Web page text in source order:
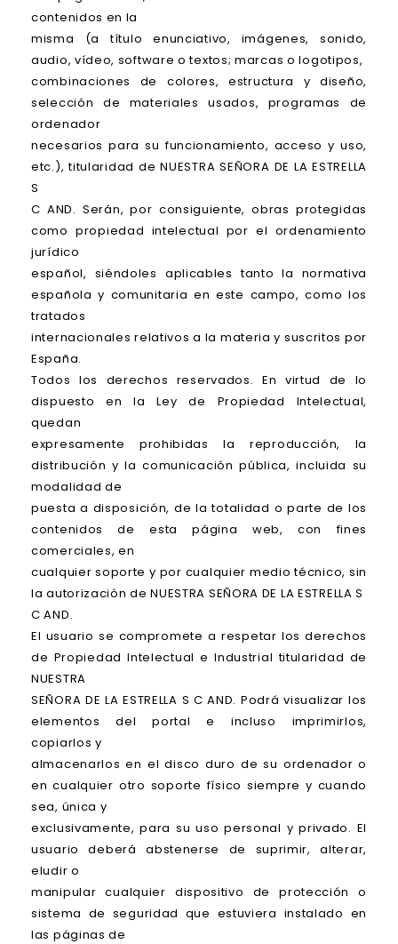
contenidos en la
misma (a título enunciativo, imágenes, sonido,
audio, vídeo, software o textos; marcas o logotipos,
combinaciones de colores, estructura y diseño,
selección de materiales usados, programas de
ordenador
necesarios para su funcionamiento, acceso y uso,
etc.), titularidad de NUESTRA SEÑORA DE LA ESTRELLA
S
C AND. Serán, por consiguiente, obras protegidas
como propiedad intelectual por el ordenamiento
jurídico
español, siéndoles aplicables tanto la normativa
española y comunitaria en este campo, como los
tratados
internacionales relativos a la materia y suscritos por
España.
Todos los derechos reservados. En virtud de lo
dispuesto en la Ley de Propiedad Intelectual,
quedan
expresamente prohibidas la reproducción, la
distribución y la comunicación pública, incluida su
modalidad de
puesta a disposición, de la totalidad o parte de los
contenidos de esta página web, con fines
comerciales, en
cualquier soporte y por cualquier medio técnico, sin
la autorización de NUESTRA SEÑORA DE LA ESTRELLA S
C AND.
El usuario se compromete a respetar los derechos
de Propiedad Intelectual e Industrial titularidad de
NUESTRA
SEÑORA DE LA ESTRELLA S C AND. Podrá visualizar los
elementos del portal e incluso imprimirlos,
copiarlos y
almacenarlos en el disco duro de su ordenador o
en cualquier otro soporte físico siempre y cuando
sea, única y
exclusivamente, para su uso personal y privado. El
usuario deberá abstenerse de suprimir, alterar,
eludir o
manipular cualquier dispositivo de protección o
sistema de seguridad que estuviera instalado en
las páginas de